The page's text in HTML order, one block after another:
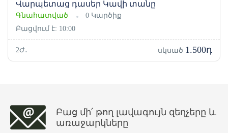
Վարպետաց դասեր Կավի տանը
Գնահատված
0 Կարծիք
Բացվում է: 10:00
2Ժ․ սկսած 1.500դ
Բաց մի՛ թող լավագույն զեղչերը և
առաջարկները